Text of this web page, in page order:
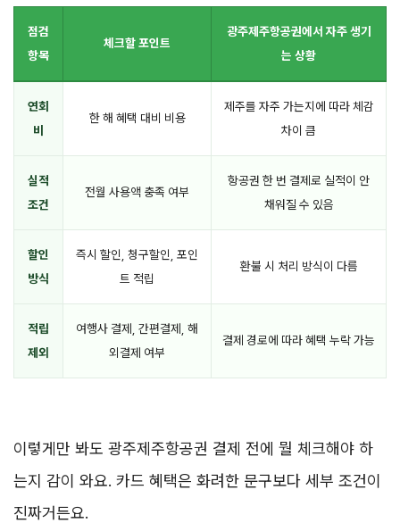
점검
항목
체크할 포인트
광주제주항공권에서 자주 생기
는 상황
연회
비
한 해 혜택 대비 비용
제주를 자주 가는지에 따라 체감
차이 큼
실적
조건
전월 사용액 충족 여부
항공권 한 번 결제로 실적이 안
채워질 수 있음
할인
방식
즉시 할인, 청구할인, 포인
트 적립
환불 시 처리 방식이 다름
적립
제외
여행사 결제, 간편결제, 해
외결제 여부
결제 경로에 따라 혜택 누락 가능
이렇게만 봐도 광주제주항공권 결제 전에 뭘 체크해야 하
는지 감이 와요. 카드 혜택은 화려한 문구보다 세부 조건이
진짜거든요.